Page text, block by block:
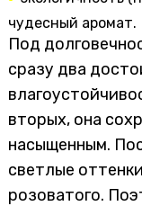
чудесный аромат.
Под
сразу два
вторых, она
насыщенным.
светлые
розоватого.